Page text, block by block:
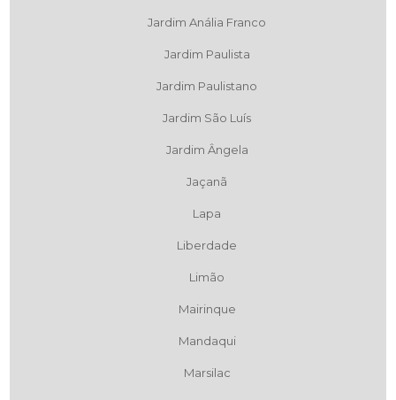
Jardim Anália Franco
Jardim Paulista
Jardim Paulistano
Jardim São Luís
Jardim Ângela
Jaçanã
Lapa
Liberdade
Limão
Mairinque
Mandaqui
Marsilac